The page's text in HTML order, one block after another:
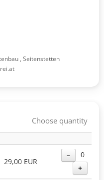
, Seitenstetten
Choose quantity
29,00 EUR
– 0
+